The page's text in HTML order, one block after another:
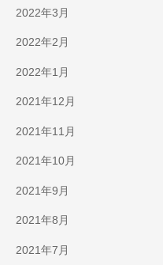
2022年3月
2022年2月
2022年1月
2021年12月
2021年11月
2021年10月
2021年9月
2021年8月
2021年7月